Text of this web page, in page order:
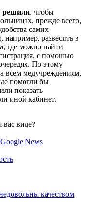
решили, чтобы
прежде всего,
самих
развесить в
где можно найти
с помощью
По этому
всем медучреждениям,
помогли бы
показать
иной кабинет.
вас виде?
качеством